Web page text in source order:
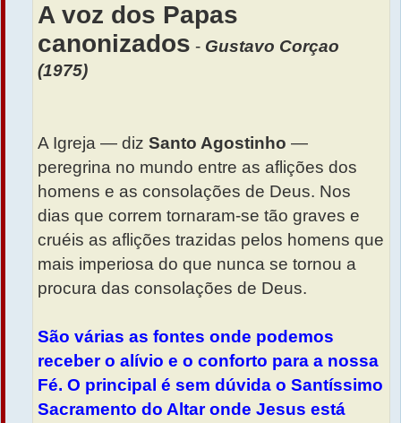
A voz dos Papas
canonizados - Gustavo Corçao
(1975)
A Igreja — diz Santo Agostinho —
peregrina no mundo entre as aflições dos
homens e as consolações de Deus. Nos
dias que correm tornaram-se tão graves e
cruéis as aflições trazidas pelos homens que
mais imperiosa do que nunca se tornou a
procura das consolações de Deus.
São várias as fontes onde podemos
receber o alívio e o conforto para a nossa
Fé. O principal é sem dúvida o Santíssimo
Sacramento do Altar onde Jesus está